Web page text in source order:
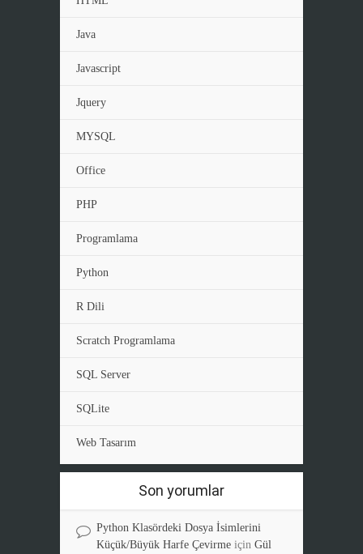
Java
Javascript
Jquery
MYSQL
Office
PHP
Programlama
Python
R Dili
Scratch Programlama
SQL Server
SQLite
Web Tasarım
Son yorumlar
Python Klasördeki Dosya İsimlerini
Küçük/Büyük Harfe Çevirme için Gül